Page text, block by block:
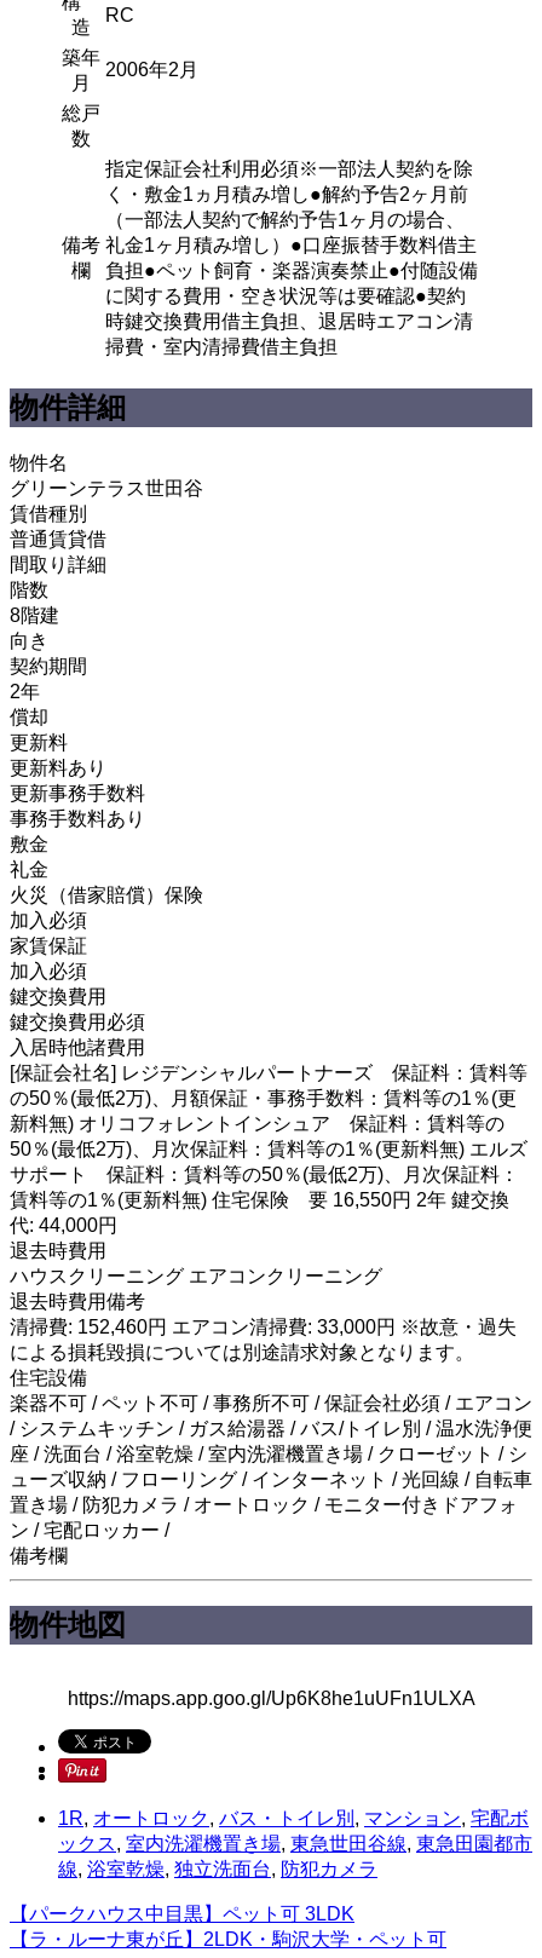
造
RC
築年
月
2006年2月
総戸
数
備考
欄
指定保証会社利用必須※一部法人契約を除
く・敷金1ヵ月積み増し●解約予告2ヶ月前
（一部法人契約で解約予告1ヶ月の場合、
礼金1ヶ月積み増し）●口座振替手数料借主
負担●ペット飼育・楽器演奏禁止●付随設備
に関する費用・空き状況等は要確認●契約
時鍵交換費用借主負担、退居時エアコン清
掃費・室内清掃費借主負担
物件詳細
物件名
グリーンテラス世田谷
賃借種別
普通賃貸借
間取り詳細
階数
8階建
向き
契約期間
2年
償却
更新料
更新料あり
更新事務手数料
事務手数料あり
敷金
礼金
火災（借家賠償）保険
加入必須
家賃保証
加入必須
鍵交換費用
鍵交換費用必須
入居時他諸費用
[保証会社名] レジデンシャルパートナーズ 保証料：賃料等
の50％(最低2万)、月額保証・事務手数料：賃料等の1％(更
新料無) オリコフォレントインシュア 保証料：賃料等の
50％(最低2万)、月次保証料：賃料等の1％(更新料無) エルズ
サポート 保証料：賃料等の50％(最低2万)、月次保証料：
賃料等の1％(更新料無) 住宅保険 要 16,550円 2年 鍵交換
代: 44,000円
退去時費用
ハウスクリーニング エアコンクリーニング
退去時費用備考
清掃費: 152,460円 エアコン清掃費: 33,000円 ※故意・過失
による損耗毀損については別途請求対象となります。
住宅設備
楽器不可 / ペット不可 / 事務所不可 / 保証会社必須 / エアコン
/ システムキッチン / ガス給湯器 / バス/トイレ別 / 温水洗浄便
座 / 洗面台 / 浴室乾燥 / 室内洗濯機置き場 / クローゼット / シ
ューズ収納 / フローリング / インターネット / 光回線 / 自転車
置き場 / 防犯カメラ / オートロック / モニター付きドアフォ
ン / 宅配ロッカー /
備考欄
物件地図
https://maps.app.goo.gl/Up6K8he1uUFn1ULXA
1R, オートロック, バス・トイレ別 , マンション, 宅配ボ
ックス, 室内洗濯機置き場, 東急世田谷線, 東急田園都市
線, 浴室乾燥, 独立洗面台, 防犯カメラ
【パークハウス中目黒】ペット可 3LDK
【ラ・ルーナ東が丘】2LDK・駒沢大学・ペット可